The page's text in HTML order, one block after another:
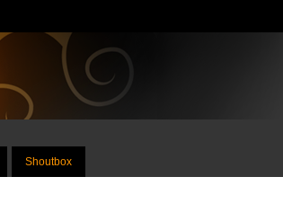
Shoutbox